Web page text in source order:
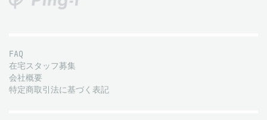
FAQ
在宅スタッフ募集
会社概要
特定商取引法に基づく表記